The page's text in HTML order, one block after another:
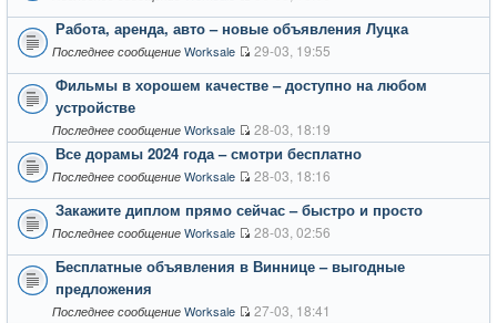
Работа, аренда, авто – новые объявления Луцка
Последнее сообщение Worksale 29-03, 19:55
Фильмы в хорошем качестве – доступно на любом
устройстве
Последнее сообщение Worksale 28-03, 18:19
Все дорамы 2024 года – смотри бесплатно
Последнее сообщение Worksale 28-03, 18:16
Закажите диплом прямо сейчас – быстро и просто
Последнее сообщение Worksale 28-03, 02:56
Бесплатные объявления в Виннице – выгодные
предложения
Последнее сообщение Worksale 27-03, 18:41